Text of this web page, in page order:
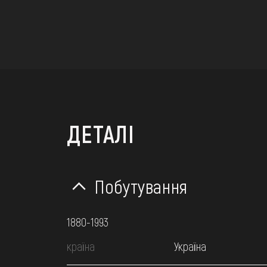
ДЕТАЛІ
Побутування
1880-1993
країна
Україна